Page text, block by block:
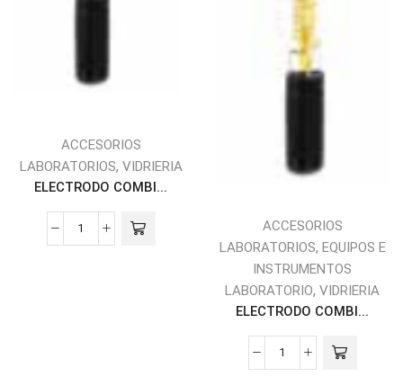
ACCESORIOS
LABORATORIOS, VIDRIERIA
ELECTRODO COMBI...
ACCESORIOS
LABORATORIOS, EQUIPOS E
INSTRUMENTOS
LABORATORIO, VIDRIERIA
ELECTRODO COMBI...